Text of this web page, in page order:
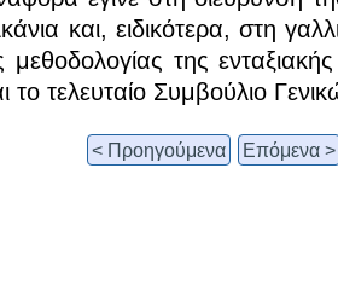
και, ειδικότερα, στη
της
το τελευταίο Συμβούλιο
< Προηγούμενα Επόμενα >